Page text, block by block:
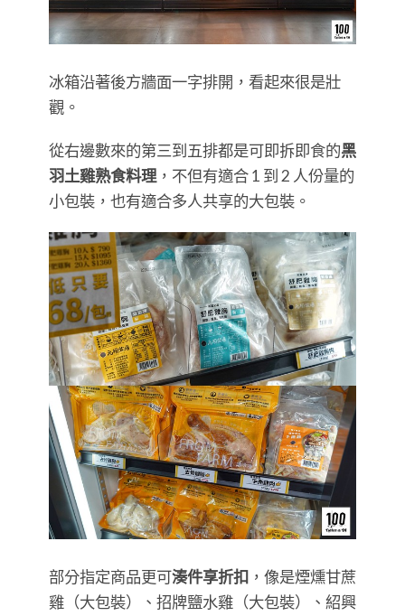
冰箱沿著後方牆面一字排開，看起來很是壯
觀。
從右邊數來的第三到五排都是可即拆即食的黑
羽土雞熟食料理，不但有適合 1 到 2 人份量的
小包裝，也有適合多人共享的大包裝。
部分指定商品更可湊件享折扣 ，像是煙燻甘蔗
雞（大包裝）、招牌鹽水雞（大包裝）、紹興